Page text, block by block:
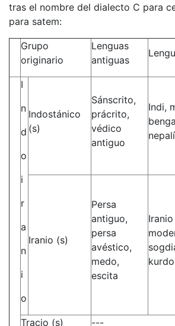
tras el nombre del dialecto C para
para satem:
Grupo
originario
Lenguas
antiguas
I
n
d
o
i
r
a
n
i
o
Indostánico
(s)
Sánscrito,
prácrito,
védico
antiguo
Indi,
nepalí
Iranio (s)
Persa
antiguo,
persa
avéstico,
medo,
escita
kurdo
Tracio (s) ---